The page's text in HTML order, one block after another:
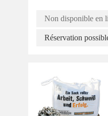
Non disponible en
Réservation